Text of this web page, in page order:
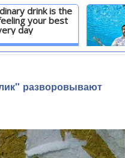
drink is the
your best
day
разворовывают